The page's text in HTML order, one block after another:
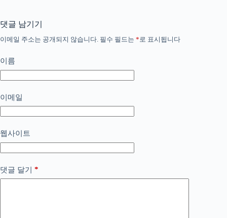
댓글 남기기
이메일 주소는 공개되지 않습니다. 필수 필드는 *로 표시됩니다
이름
이메일
웹사이트
댓글 달기 *